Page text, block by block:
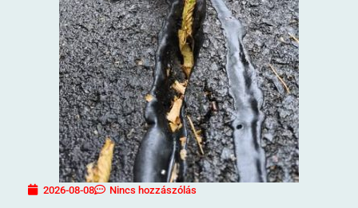
2026-08-08 Nincs hozzászólás